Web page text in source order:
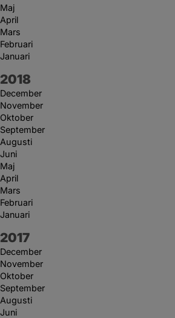
Maj
April
Mars
Februari
Januari
År:
2018
December
November
Oktober
September
Augusti
Juni
Maj
April
Mars
Februari
Januari
År:
2017
December
November
Oktober
September
Augusti
Juni